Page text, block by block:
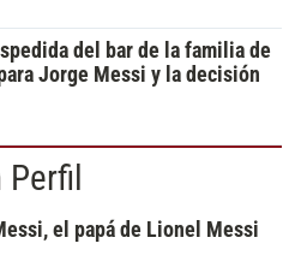
del bar de la familia de
Jorge Messi y la decisión
el papá de Lionel Messi